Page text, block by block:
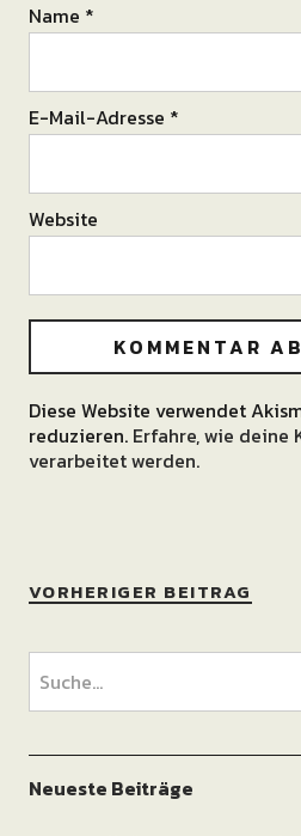
Name *
E-Mail-Adresse *
Website
Alternative:
Diese Website verwendet
reduzieren. Erfahre, wie deine
verarbeitet werden.
VORHERIGER BEITRAG
Neueste Beiträge